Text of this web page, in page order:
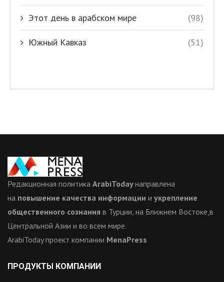
Этот день в арабском мире (98)
Южный Кавказ (51)
Редакционная политика ArabiTodayнаправлена
на повышение качества информации и укрепление
общественного сознания в Турции, на Ближнем Востоке,в
Центральной Азии и во всем мире.
ArabiToday проект компании MenaPress
ПРОДУКТЫ КОМПАНИИ